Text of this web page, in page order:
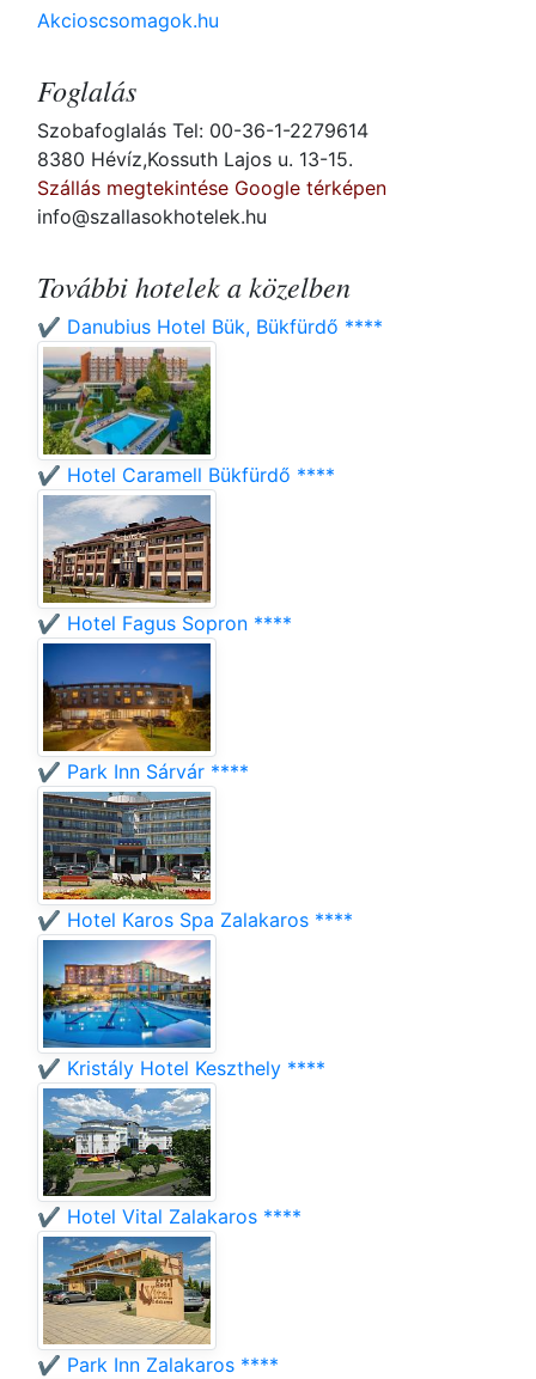
Akcioscsomagok.hu
Foglalás
Szobafoglalás Tel: 00-36-1-2279614
8380 Hévíz,Kossuth Lajos u. 13-15.
Szállás megtekintése Google térképen
info@szallasokhotelek.hu
További hotelek a közelben
✔️ Danubius Hotel Bük, Bükfürdő ****
✔️ Hotel Caramell Bükfürdő ****
✔️ Hotel Fagus Sopron ****
✔️ Park Inn Sárvár ****
✔️ Hotel Karos Spa Zalakaros ****
✔️ Kristály Hotel Keszthely ****
✔️ Hotel Vital Zalakaros ****
✔️ Park Inn Zalakaros ****